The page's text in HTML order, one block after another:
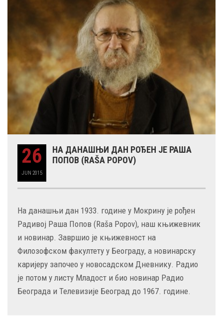
26
JUN 2015
НА ДАНАШЊИ ДАН РОЂЕН ЈЕ РАША
ПОПОВ (RAŠA POPOV)
На данашњи дан 1933. године у Мокрину је рођен
Радивој Раша Попов (Raša Popov), наш књижевник
и новинар. Завршио је књижевност на
Филозофском факултету у Београду, а новинарску
каријеру започео у новосадском Дневнику. Радио
је потом у листу Младост и био новинар Радио
Београда и Телевизије Београд до 1967. године.